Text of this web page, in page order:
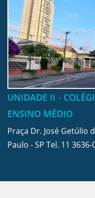
UNIDADE II -
ENSINO MÉDIO
Praça Dr. José Getúlio
Paulo - SP Tel. 11 3636-